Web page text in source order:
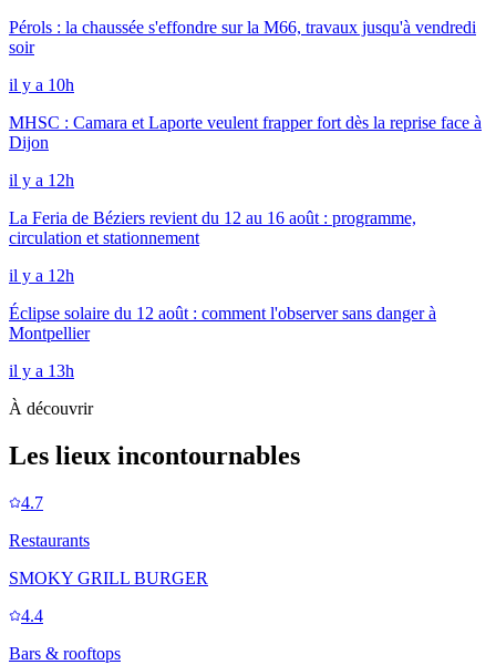
Pérols : la chaussée s'effondre sur la M66, travaux jusqu'à vendredi
soir
il y a 10h
MHSC : Camara et Laporte veulent frapper fort dès la reprise face à
Dijon
il y a 12h
La Feria de Béziers revient du 12 au 16 août : programme,
circulation et stationnement
il y a 12h
Éclipse solaire du 12 août : comment l'observer sans danger à
Montpellier
il y a 13h
À découvrir
Les lieux incontournables
4.7
Restaurants
SMOKY GRILL BURGER
4.4
Bars & rooftops